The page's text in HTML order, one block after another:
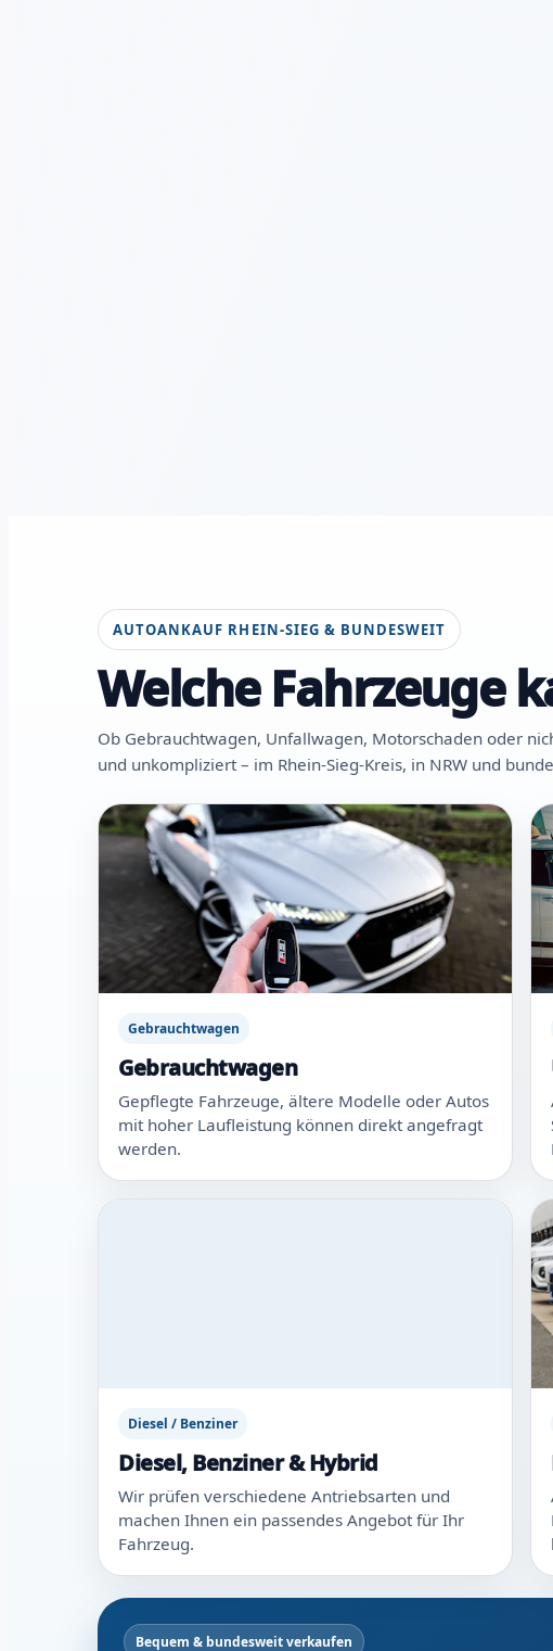
AUTOANKAUF RHEIN-SIEG & BUNDESWEIT
Welche Fahrzeuge
Ob Gebrauchtwagen, Unfallwagen, Motorschaden oder
und unkompliziert – im Rhein-Sieg-Kreis, in NRW und
Gebrauchtwagen
Gebrauchtwagen
Gepflegte Fahrzeuge, ältere Modelle oder Autos
mit hoher Laufleistung können direkt angefragt
werden.
Diesel / Benziner
Diesel, Benziner & Hybrid
Wir prüfen verschiedene Antriebsarten und
machen Ihnen ein passendes Angebot für Ihr
Fahrzeug.
Bequem & bundesweit verkaufen